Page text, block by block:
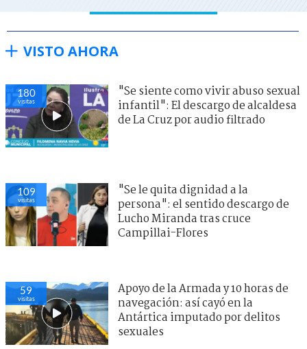
VISTO AHORA
180
visitas
"Se siente como vivir abuso sexual
infantil": El descargo de alcaldesa
de La Cruz por audio filtrado
109
visitas
"Se le quita dignidad a la
persona": el sentido descargo de
Lucho Miranda tras cruce
Campillai-Flores
59
visitas
Apoyo de la Armada y 10 horas de
navegación: así cayó en la
Antártica imputado por delitos
sexuales